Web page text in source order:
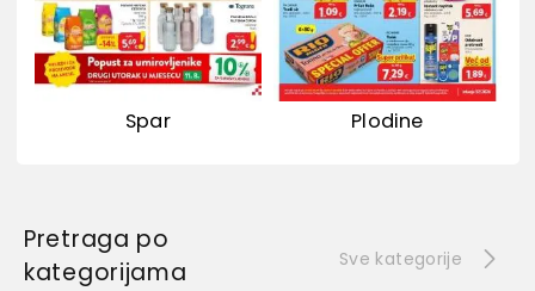
Spar Plodine
Pretraga po
kategorijama
Sve kategorije